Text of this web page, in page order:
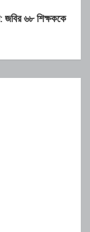
জবির ৬৮ শিক্ষককে